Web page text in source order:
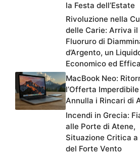
la Festa dell’Estate
Rivoluzione nella
delle Carie: Arriva il
Fluoruro di
d’Argento, un
Economico ed
MacBook Neo:
l’Offerta
Annulla i Rincari di
Incendi in Grecia:
alle Porte di Atene,
Situazione Critica a
del Forte Vento